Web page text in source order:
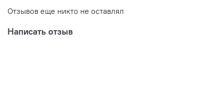
Отзывов еще никто не оставлял
Написать отзыв